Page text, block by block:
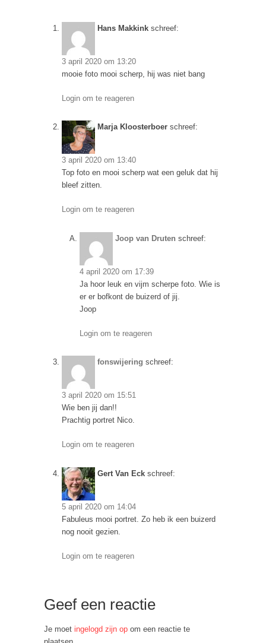
Hans Makkink schreef:
3 april 2020 om 13:20
mooie foto mooi scherp, hij was niet bang
Login om te reageren
Marja Kloosterboer schreef:
3 april 2020 om 13:40
Top foto en mooi scherp wat een geluk dat hij
bleef zitten.
Login om te reageren
Joop van Druten schreef:
4 april 2020 om 17:39
Ja hoor leuk en vijm scherpe foto. Wie is
er er bofkont de buizerd of jij.
Joop
Login om te reageren
fonswijering schreef:
3 april 2020 om 15:51
Wie ben jij dan!!
Prachtig portret Nico.
Login om te reageren
Gert Van Eck schreef:
5 april 2020 om 14:04
Fabuleus mooi portret. Zo heb ik een buizerd
nog nooit gezien.
Login om te reageren
Geef een reactie
Je moet ingelogd zijn op om een reactie te
plaatsen.